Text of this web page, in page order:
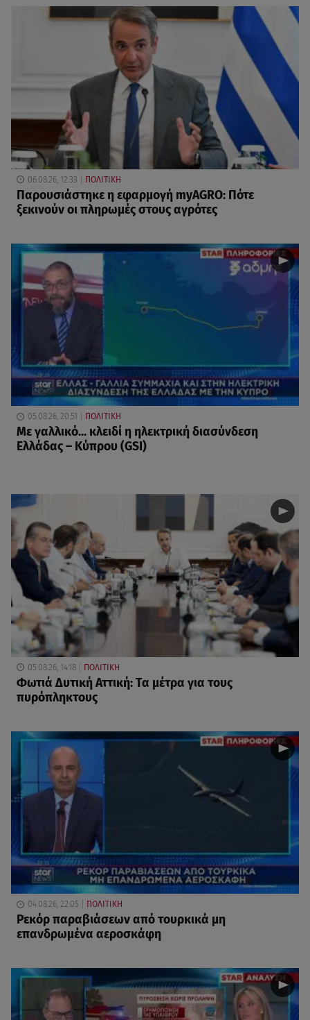
06.08.26, 12:33 ΠΟΛΙΤΙΚΗ
Παρουσιάστηκε η εφαρμογή myAGRO: Πότε
ξεκινούν οι πληρωμές στους αγρότες
05.08.26, 20:51 ΠΟΛΙΤΙΚΗ
Με γαλλικό... κλειδί η ηλεκτρική διασύνδεση
Ελλάδας – Κύπρου (GSI)
05.08.26, 14:18 ΠΟΛΙΤΙΚΗ
Φωτιά Δυτική Αττική: Τα μέτρα για τους
πυρόπληκτους
04.08.26, 22:05 ΠΟΛΙΤΙΚΗ
Ρεκόρ παραβιάσεων από τουρκικά μη
επανδρωμένα αεροσκάφη